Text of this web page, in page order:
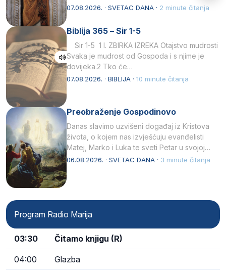
afričkim…
07.08.2026. · SVETAC DANA · 2 minute čitanja
Biblija 365 – Sir 1-5
Sir 1-5 1 I. ZBIRKA IZREKA Otajstvo mudrosti
Svaka je mudrost od Gospoda i s njime je
dovijeka.2 Tko će…
07.08.2026. · BIBLIJA · 10 minute čitanja
Preobraženje Gospodinovo
Danas slavimo uzvišeni događaj iz Kristova
života, o kojem nas izvješćuju evanđelisti
Matej, Marko i Luka te sveti Petar u svojoj
drugoj…
06.08.2026. · SVETAC DANA · 3 minute čitanja
Program Radio Marija
03:30 Čitamo knjigu (R)
04:00 Glazba